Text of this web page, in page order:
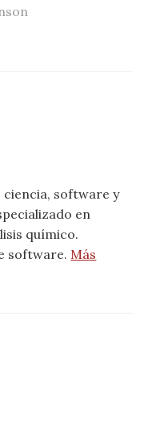
ciencia, software y
en
químico.
software. Más